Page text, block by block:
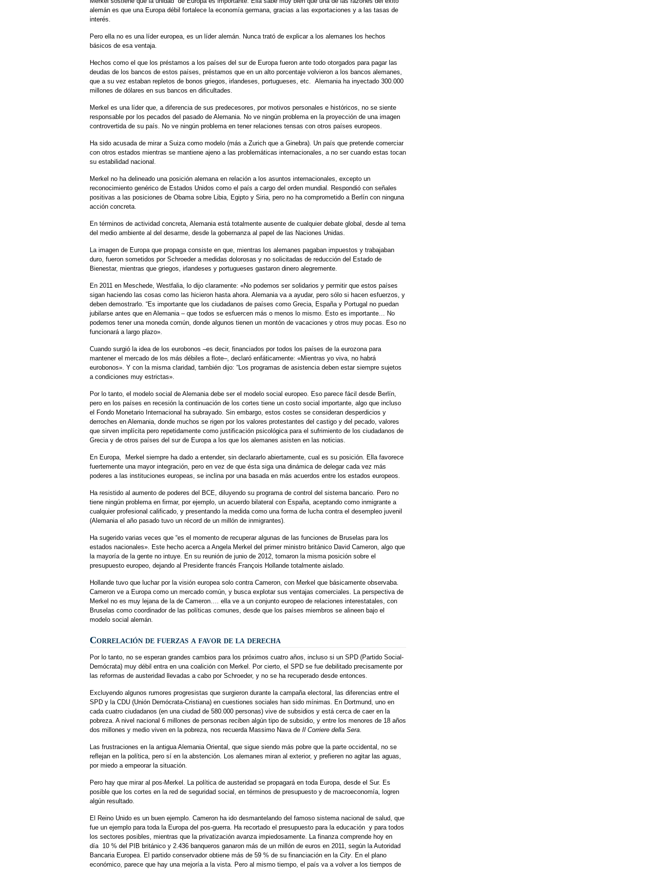
alemán es que una Europa débil fortalece la economía germana, gracias a las exportaciones y a las tasas de
interés.
Pero ella no es una líder europea, es un líder alemán. Nunca trató de explicar a los alemanes los hechos
básicos de esa ventaja.
Hechos como el que los préstamos a los países del sur de Europa fueron ante todo otorgados para pagar las
deudas de los bancos de estos países, préstamos que en un alto porcentaje volvieron a los bancos alemanes,
que a su vez estaban repletos de bonos griegos, irlandeses, portugueses, etc. Alemania ha inyectado 300.000
millones de dólares en sus bancos en dificultades.
Merkel es una líder que, a diferencia de sus predecesores, por motivos personales e históricos, no se siente
responsable por los pecados del pasado de Alemania. No ve ningún problema en la proyección de una imagen
controvertida de su país. No ve ningún problema en tener relaciones tensas con otros países europeos.
Ha sido acusada de mirar a Suiza como modelo (más a Zurich que a Ginebra). Un país que pretende comerciar
con otros estados mientras se mantiene ajeno a las problemáticas internacionales, a no ser cuando estas tocan
su estabilidad nacional.
Merkel no ha delineado una posición alemana en relación a los asuntos internacionales, excepto un
reconocimiento genérico de Estados Unidos como el país a cargo del orden mundial. Respondió con señales
positivas a las posiciones de Obama sobre Libia, Egipto y Siria, pero no ha comprometido a Berlín con ninguna
acción concreta.
En términos de actividad concreta, Alemania está totalmente ausente de cualquier debate global, desde al tema
del medio ambiente al del desarme, desde la gobernanza al papel de las Naciones Unidas.
La imagen de Europa que propaga consiste en que, mientras los alemanes pagaban impuestos y trabajaban
duro, fueron sometidos por Schroeder a medidas dolorosas y no solicitadas de reducción del Estado de
Bienestar, mientras que griegos, irlandeses y portugueses gastaron dinero alegremente.
En 2011 en Meschede, Westfalia, lo dijo claramente: «No podemos ser solidarios y permitir que estos países
sigan haciendo las cosas como las hicieron hasta ahora. Alemania va a ayudar, pero sólo si hacen esfuerzos, y
deben demostrarlo. “Es importante que los ciudadanos de países como Grecia, España y Portugal no puedan
jubilarse antes que en Alemania – que todos se esfuercen más o menos lo mismo. Esto es importante… No
podemos tener una moneda común, donde algunos tienen un montón de vacaciones y otros muy pocas. Eso no
funcionará a largo plazo».
Cuando surgió la idea de los eurobonos –es decir, financiados por todos los países de la eurozona para
mantener el mercado de los más débiles a flote–, declaró enfáticamente: «Mientras yo viva, no habrá
eurobonos». Y con la misma claridad, también dijo: “Los programas de asistencia deben estar siempre sujetos
a condiciones muy estrictas».
Por lo tanto, el modelo social de Alemania debe ser el modelo social europeo. Eso parece fácil desde Berlín,
pero en los países en recesión la continuación de los cortes tiene un costo social importante, algo que incluso
el Fondo Monetario Internacional ha subrayado. Sin embargo, estos costes se consideran desperdicios y
derroches en Alemania, donde muchos se rigen por los valores protestantes del castigo y del pecado, valores
que sirven implícita pero repetidamente como justificación psicológica para el sufrimiento de los ciudadanos de
Grecia y de otros países del sur de Europa a los que los alemanes asisten en las noticias.
En Europa, Merkel siempre ha dado a entender, sin declararlo abiertamente, cual es su posición. Ella favorece
fuertemente una mayor integración, pero en vez de que ésta siga una dinámica de delegar cada vez más
poderes a las instituciones europeas, se inclina por una basada en más acuerdos entre los estados europeos.
Ha resistido al aumento de poderes del BCE, diluyendo su programa de control del sistema bancario. Pero no
tiene ningún problema en firmar, por ejemplo, un acuerdo bilateral con España, aceptando como inmigrante a
cualquier profesional calificado, y presentando la medida como una forma de lucha contra el desempleo juvenil
(Alemania el año pasado tuvo un récord de un millón de inmigrantes).
Ha sugerido varias veces que “es el momento de recuperar algunas de las funciones de Bruselas para los
estados nacionales». Este hecho acerca a Angela Merkel del primer ministro británico David Cameron, algo que
la mayoría de la gente no intuye. En su reunión de junio de 2012, tomaron la misma posición sobre el
presupuesto europeo, dejando al Presidente francés François Hollande totalmente aislado.
Hollande tuvo que luchar por la visión europea solo contra Cameron, con Merkel que básicamente observaba.
Cameron ve a Europa como un mercado común, y busca explotar sus ventajas comerciales. La perspectiva de
Merkel no es muy lejana de la de Cameron…. ella ve a un conjunto europeo de relaciones interestatales, con
Bruselas como coordinador de las políticas comunes, desde que los países miembros se alineen bajo el
modelo social alemán.
Correlación de fuerzas a favor de la derecha
Por lo tanto, no se esperan grandes cambios para los próximos cuatro años, incluso si un SPD (Partido Social-
Demócrata) muy débil entra en una coalición con Merkel. Por cierto, el SPD se fue debilitado precisamente por
las reformas de austeridad llevadas a cabo por Schroeder, y no se ha recuperado desde entonces.
Excluyendo algunos rumores progresistas que surgieron durante la campaña electoral, las diferencias entre el
SPD y la CDU (Unión Demócrata-Cristiana) en cuestiones sociales han sido mínimas. En Dortmund, uno en
cada cuatro ciudadanos (en una ciudad de 580.000 personas) vive de subsidios y está cerca de caer en la
pobreza. A nivel nacional 6 millones de personas reciben algún tipo de subsidio, y entre los menores de 18 años
dos millones y medio viven en la pobreza, nos recuerda Massimo Nava de Il Corriere della Sera.
Las frustraciones en la antigua Alemania Oriental, que sigue siendo más pobre que la parte occidental, no se
reflejan en la política, pero sí en la abstención. Los alemanes miran al exterior, y prefieren no agitar las aguas,
por miedo a empeorar la situación.
Pero hay que mirar al pos-Merkel. La política de austeridad se propagará en toda Europa, desde el Sur. Es
posible que los cortes en la red de seguridad social, en términos de presupuesto y de macroeconomía, logren
algún resultado.
El Reino Unido es un buen ejemplo. Cameron ha ido desmantelando del famoso sistema nacional de salud, que
fue un ejemplo para toda la Europa del pos-guerra. Ha recortado el presupuesto para la educación y para todos
los sectores posibles, mientras que la privatización avanza impiedosamente. La finanza comprende hoy en
día 10 % del PIB británico y 2.436 banqueros ganaron más de un millón de euros en 2011, según la Autoridad
Bancaria Europea. El partido conservador obtiene más de 59 % de su financiación en la City. En el plano
económico, parece que hay una mejoría a la vista. Pero al mismo tiempo, el país va a volver a los tiempos de